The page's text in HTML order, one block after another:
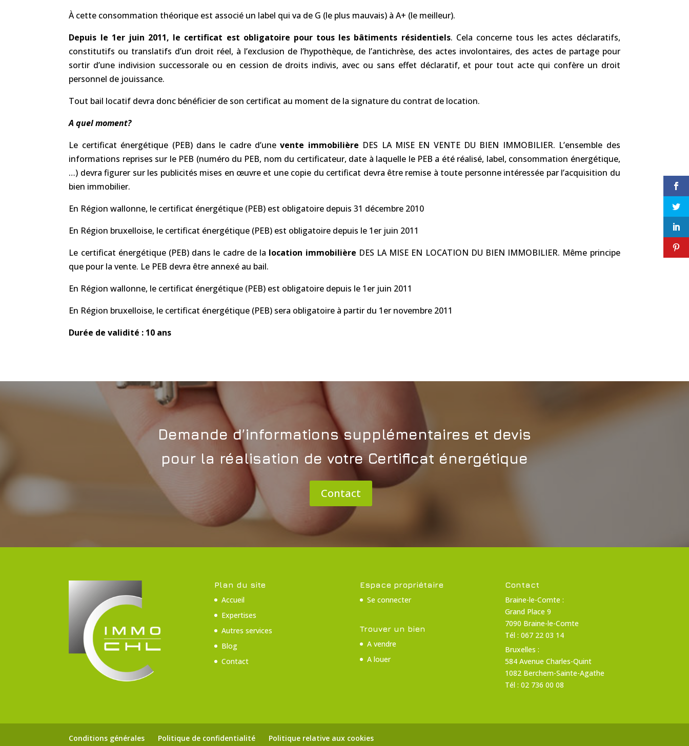
À cette consommation théorique est associé un label qui va de G (le plus mauvais) à A+ (le meilleur).
Depuis le 1er juin 2011, le certificat est obligatoire pour tous les bâtiments résidentiels. Cela concerne tous les actes déclaratifs,
constitutifs ou translatifs d’un droit réel, à l’exclusion de l’hypothèque, de l’antichrèse, des actes involontaires, des actes de partage pour
sortir d’une indivision successorale ou en cession de droits indivis, avec ou sans effet déclaratif, et pour tout acte qui confère un droit
personnel de jouissance.
Tout bail locatif devra donc bénéficier de son certificat au moment de la signature du contrat de location.
A quel moment?
Le certificat énergétique (PEB) dans le cadre d’unevente immobilière DES LA MISE EN VENTE DU BIEN IMMOBILIER. L’ensemble des
informations reprises sur le PEB (numéro du PEB, nom du certificateur, date à laquelle le PEB a été réalisé, label, consommation énergétique,
…) devra figurer sur les publicités mises en œuvre et une copie du certificat devra être remise à toute personne intéressée par l’acquisition du
bien immobilier.
En Région wallonne, le certificat énergétique (PEB) est obligatoire depuis 31 décembre 2010
En Région bruxelloise, le certificat énergétique (PEB) est obligatoire depuis le 1er juin 2011
Le certificat énergétique (PEB) dans le cadre de la location immobilière DES LA MISE EN LOCATION DU BIEN IMMOBILIER. Même principe
que pour la vente. Le PEB devra être annexé au bail.
En Région wallonne, le certificat énergétique (PEB) est obligatoire depuis le 1er juin 2011
En Région bruxelloise, le certificat énergétique (PEB) sera obligatoire à partir du 1er novembre 2011
Durée de validité : 10 ans
Demande d’informations supplémentaires et devis
pour la réalisation de votre Certificat énergétique
Contact
Plan du site
Accueil
Expertises
Autres services
Blog
Contact
Espace propriétaire
Se connecter
Trouver un bien
A vendre
A louer
Contact
Braine-le-Comte :
Grand Place 9
7090 Braine-le-Comte
Tél : 067 22 03 14
Bruxelles :
584 Avenue Charles-Quint
1082 Berchem-Sainte-Agathe
Tél : 02 736 00 08
Conditions générales Politique de confidentialité Politique relative aux cookies